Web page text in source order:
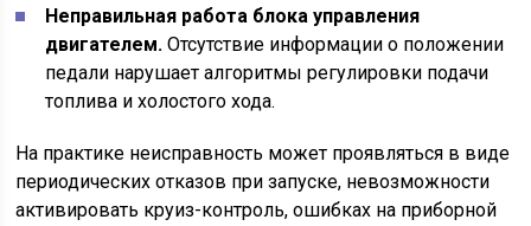
Неправильная работа блока управления
двигателем. Отсутствие информации о положении
педали нарушает алгоритмы регулировки подачи
топлива и холостого хода.
На практике неисправность может проявляться в виде
периодических отказов при запуске, невозможности
активировать круиз-контроль, ошибках на приборной